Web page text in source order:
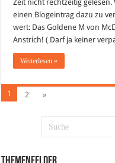
Zeit nicht rechtzeitig
einen Blogeintrag dazu zu
wert: Das Goldene M von
Anstrich! ( Darf ja keiner
Weiterlesen »
1 2 »